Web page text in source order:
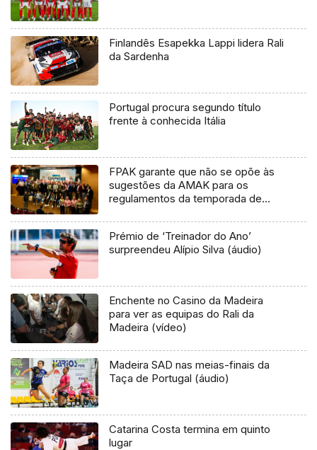
Finlandês Esapekka Lappi lidera Rali
da Sardenha
Portugal procura segundo título
frente à conhecida Itália
FPAK garante que não se opõe às
sugestões da AMAK para os
regulamentos da temporada de
Prémio de ‘Treinador do Ano’
surpreendeu Alípio Silva (áudio)
Enchente no Casino da Madeira
para ver as equipas do Rali da
Madeira (vídeo)
Madeira SAD nas meias-finais da
Taça de Portugal (áudio)
Catarina Costa termina em quinto
lugar